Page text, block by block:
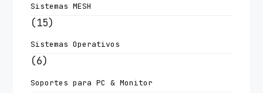
Sistemas MESH
(15)
Sistemas Operativos
(6)
Soportes para PC & Monitor